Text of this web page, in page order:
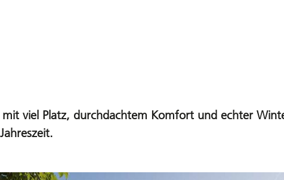
viel Platz, durchdachtem Komfort und echter